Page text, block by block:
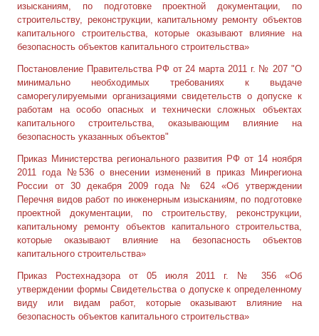
изысканиям, по подготовке проектной документации, по
строительству, реконструкции, капитальному ремонту объектов
капитального строительства, которые оказывают влияние на
безопасность объектов капитального строительства»
Постановление Правительства РФ от 24 марта 2011 г. № 207 "О
минимально необходимых требованиях к выдаче
саморегулируемыми организациями свидетельств о допуске к
работам на особо опасных и технически сложных объектах
капитального строительства, оказывающим влияние на
безопасность указанных объектов"
Приказ Министерства регионального развития РФ от 14 ноября
2011 года №536 о внесении изменений в приказ Минрегиона
России от 30 декабря 2009 года № 624 «Об утверждении
Перечня видов работ по инженерным изысканиям, по подготовке
проектной документации, по строительству, реконструкции,
капитальному ремонту объектов капитального строительства,
которые оказывают влияние на безопасность объектов
капитального строительства»
Приказ Ростехнадзора от 05 июля 2011 г. № 356 «Об
утверждении формы Свидетельства о допуске к определенному
виду или видам работ, которые оказывают влияние на
безопасность объектов капитального строительства»